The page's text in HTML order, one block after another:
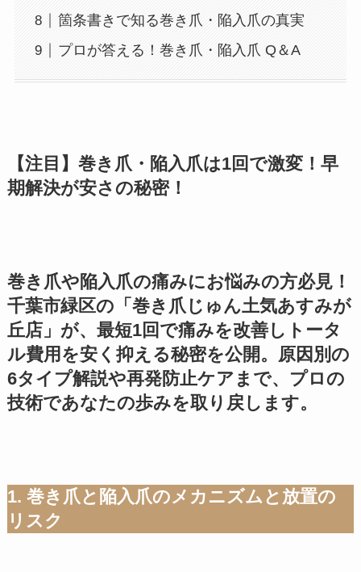
箇条書きで知る巻き爪・陥入爪の真実
プロが答える！巻き爪・陥入爪 Q＆A
【注目】巻き爪・陥入爪は1回で激変！早
期解決が安さの秘密！
巻き爪や陥入爪の痛みにお悩みの方必見！
千葉市緑区の「巻き爪じゅん土気あすみが
丘店」が、最短1回で痛みを改善しトータ
ル費用を安く抑える秘密を公開。原因別の
6タイプ解説や再発防止ケアまで、プロの
技術であなたの歩みを取り戻します。
1. 巻き爪と陥入爪のメカニズムと放置の
リスク